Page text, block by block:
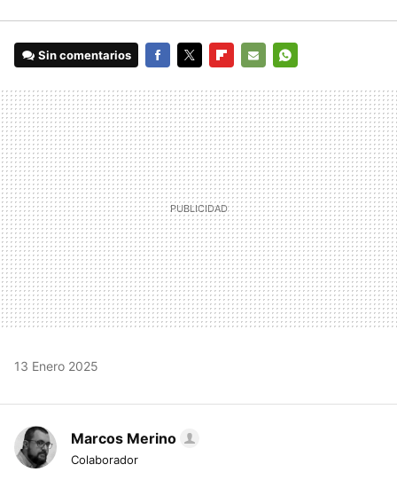
Sin comentarios
MAIL
13 Enero 2025
Marcos Merino
Colaborador